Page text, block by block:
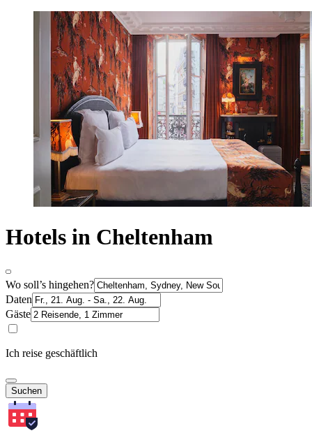
Hotels in Cheltenham
Wo soll’s hingehen?
Daten
Gäste
Ich reise geschäftlich
Suchen